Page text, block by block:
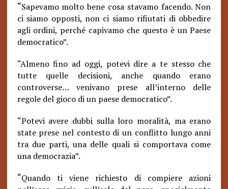
“Sapevamo molto bene cosa stavamo facendo. Non
ci siamo opposti, non ci siamo rifiutati di obbedire
agli ordini, perché capivamo che questo è un Paese
democratico”.
“Almeno fino ad oggi, potevi dire a te stesso che
tutte quelle decisioni, anche quando erano
controverse… venivano prese all’interno delle
regole del gioco di un paese democratico”.
“Potevi avere dubbi sulla loro moralità, ma erano
state prese nel contesto di un conflitto lungo anni
tra due parti, una delle quali si comportava come
una democrazia”.
“Quando ti viene richiesto di compiere azioni